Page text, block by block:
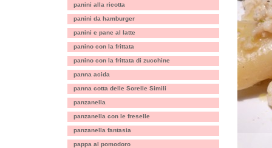
panini alla ricotta
panini da hamburger
panini e pane al latte
panino con la frittata
panino con la frittata di zucchine
panna acida
panna cotta delle Sorelle Simili
panzanella
panzanella con le freselle
panzanella fantasia
pappa al pomodoro